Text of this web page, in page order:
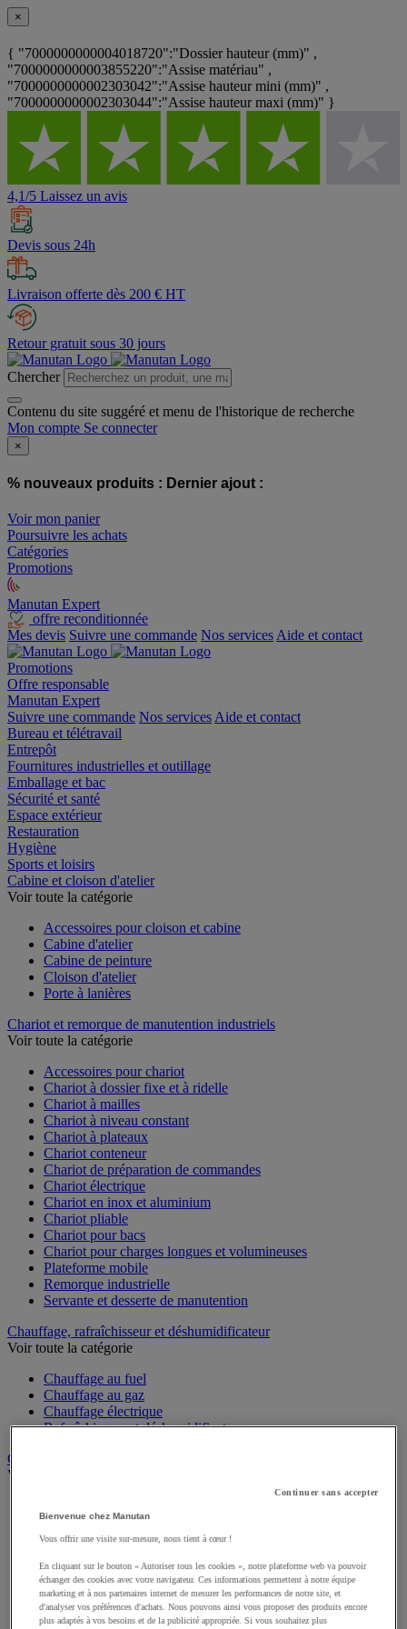
×
{ "7000000000004018720":"Dossier hauteur (mm)" ,
"7000000000003855220":"Assise matériau" ,
"7000000000002303042":"Assise hauteur mini (mm)" ,
"7000000000002303044":"Assise hauteur maxi (mm)" }
4,1/5 Laissez un avis
Devis sous 24h
Livraison offerte dès 200 € HT
Retour gratuit sous 30 jours
Chercher
Contenu du site suggéré et menu de l'historique de recherche
Mon compte Se connecter
×
% nouveaux produits : Dernier ajout :
Voir mon panier
Poursuivre les achats
Catégories
Promotions
Manutan Expert
offre reconditionnée
Mes devis Suivre une commande Nos services Aide et contact
Promotions
Offre responsable
Manutan Expert
Suivre une commande Nos services Aide et contact
Bureau et télétravail
Entrepôt
Fournitures industrielles et outillage
Emballage et bac
Sécurité et santé
Espace extérieur
Restauration
Hygiène
Sports et loisirs
Cabine et cloison d'atelier
Voir toute la catégorie
Accessoires pour cloison et cabine
Cabine d'atelier
Cabine de peinture
Cloison d'atelier
Porte à lanières
Chariot et remorque de manutention industriels
Voir toute la catégorie
Accessoires pour chariot
Chariot à dossier fixe et à ridelle
Chariot à mailles
Chariot à niveau constant
Chariot à plateaux
Chariot conteneur
Chariot de préparation de commandes
Chariot électrique
Chariot en inox et aluminium
Chariot pliable
Chariot pour bacs
Chariot pour charges longues et volumineuses
Plateforme mobile
Remorque industrielle
Servante et desserte de manutention
Chauffage, rafraîchisseur et déshumidificateur
Voir toute la catégorie
Chauffage au fuel
Chauffage au gaz
Chauffage électrique
Rafraîchisseur et déshumidificateur
Convoyeur
Voir toute la catégorie
Bille de manutention
Convoyeur à rouleaux
Convoyeur motorisé à bande
Convoyeur pour palettes
Rail et barrette de manutention
Rouleau de manutention et galet pour convoyeur
Continuer sans accepter
Bienvenue chez Manutan
Vous offrir une visite sur-mesure, nous tient à cœur !
En cliquant sur le bouton « Autoriser tous les cookies », notre plateforme web va pouvoir
échanger des cookies avec votre navigateur. Ces informations permettent à notre équipe
marketing et à nos partenaires internet de mesurer les performances de notre site, et
d'analyser vos préférences d'achats. Nous pouvons ainsi vous proposer des produits encore
plus adaptés à vos besoins et de la publicité appropriée. Si vous souhaitez plus